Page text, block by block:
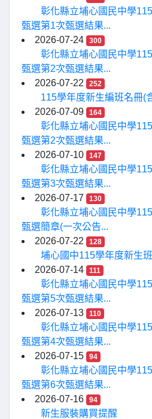
彰化縣立埔心國民中學
甄選第1次甄選結果...
2026-07-24
300
彰化縣立埔心國民中學
甄選第2次甄選結果...
2026-07-22
252
115學年度新生編班名冊(
2026-07-09
164
彰化縣立埔心國民中學
甄選第2次甄選結果...
2026-07-10
147
彰化縣立埔心國民中學
甄選第3次甄選結果...
2026-07-17
130
彰化縣立埔心國民中學
甄選簡章(一次公告...
2026-07-22
128
埔心國中115學年度新生
2026-07-14
111
彰化縣立埔心國民中學
甄選第5次甄選結果...
2026-07-13
110
彰化縣立埔心國民中學
甄選第4次甄選結果...
2026-07-15
94
彰化縣立埔心國民中學
甄選第6次甄選結果...
2026-07-16
94
新生服裝購買提醒